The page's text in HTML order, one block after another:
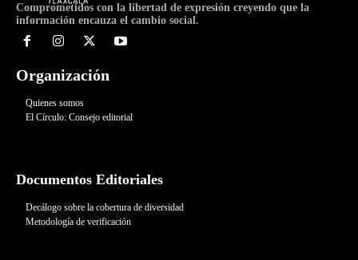
Comprometidos con la libertad de expresión creyendo que la
información encauza el cambio social.
Organización
Quienes somos
El Círculo: Consejo editorial
Documentos Editoriales
Decálogo sobre la cobertura de diversidad
Metodología de verificación